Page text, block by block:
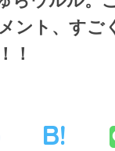
ント、すご
！